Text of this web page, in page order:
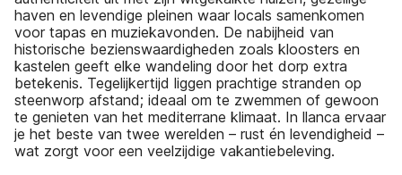
haven en levendige pleinen waar locals samenkomen
voor tapas en muziekavonden. De nabijheid van
historische bezienswaardigheden zoals kloosters en
kastelen geeft elke wandeling door het dorp extra
betekenis. Tegelijkertijd liggen prachtige stranden op
steenworp afstand; ideaal om te zwemmen of gewoon
te genieten van het mediterrane klimaat. In llanca ervaar
je het beste van twee werelden – rust én levendigheid –
wat zorgt voor een veelzijdige vakantiebeleving.